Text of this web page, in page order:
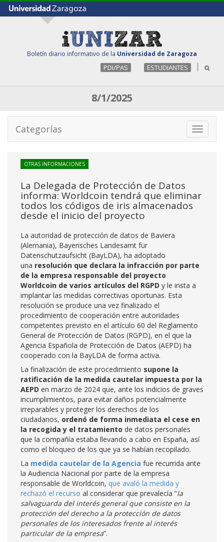
Boletín diario informativo de la Universidad de Zaragoza
PDI/PAS ESTUDIANTES
8/1/2025
Toggle
Categorías
OTRAS INFORMACIONES
La Delegada de Protección de Datos
informa: Worldcoin tendrá que eliminar
todos los códigos de iris almacenados
desde el inicio del proyecto
La autoridad de protección de datos de Baviera
(Alemania), Bayerisches Landesamt für
Datenschutzaufsicht (BayLDA), ha adoptado
una resolución que declara la infracción por parte
de la empresa responsable del proyecto
Worldcoin de varios artículos del RGPD y le insta a
implantar las medidas correctivas oportunas. Esta
resolución se produce una vez finalizado el
procedimiento de cooperación entre autoridades
competentes previsto en el artículo 60 del Reglamento
General de Protección de Datos (RGPD), en el que la
Agencia Española de Protección de Datos (AEPD) ha
cooperado con la BayLDA de forma activa.
La finalización de este procedimiento supone la
ratificación de la medida cautelar impuesta por la
AEPD en marzo de 2024 que, ante los indicios de graves
incumplimientos, para evitar daños potencialmente
irreparables y proteger los derechos de los
ciudadanos, ordenó de forma inmediata el cese en
la recogida y el tratamiento de datos personales
que la compañía estaba llevando a cabo en España, así
como el bloqueo de los que ya se habían recopilado.
La medida cautelar de la Agencia fue recurrida ante
la Audiencia Nacional por parte de la empresa
responsable de Worldcoin, que avaló la medida y
rechazó el recurso al considerar que prevalecía “la
salvaguarda del interés general que consiste en la
protección del derecho a la protección de datos
personales de los interesados frente al interés
particular de la empresa”.